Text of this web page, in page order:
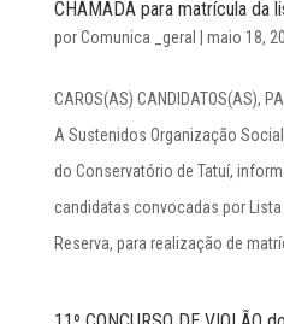
CHAMADA para matrícula da
porComunica _geral maio 18,
CAROS(AS) CANDIDATOS(AS),
A Sustenidos Organização
do Conservatório de Tatuí,
candidatas convocadas por Lista
Reserva, para realização de